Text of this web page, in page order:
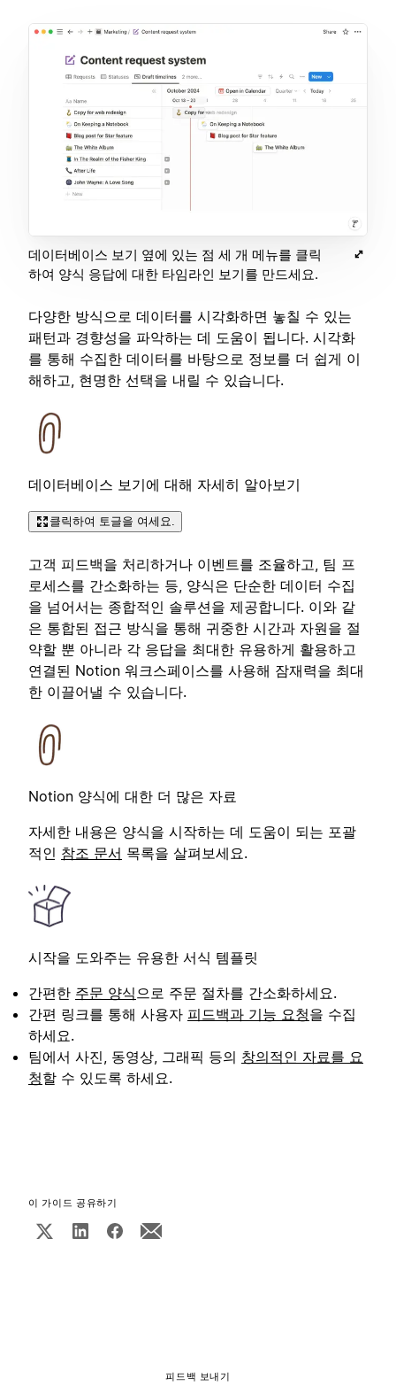
데이터베이스 보기 옆에 있는 점 세 개 메뉴를 클릭
하여 양식 응답에 대한 타임라인 보기를 만드세요.
다양한 방식으로 데이터를 시각화하면 놓칠 수 있는
패턴과 경향성을 파악하는 데 도움이 됩니다. 시각화
를 통해 수집한 데이터를 바탕으로 정보를 더 쉽게 이
해하고, 현명한 선택을 내릴 수 있습니다.
데이터베이스 보기에 대해 자세히 알아보기
클릭하여 토글을 여세요.
고객 피드백을 처리하거나 이벤트를 조율하고, 팀 프
로세스를 간소화하는 등, 양식은 단순한 데이터 수집
을 넘어서는 종합적인 솔루션을 제공합니다. 이와 같
은 통합된 접근 방식을 통해 귀중한 시간과 자원을 절
약할 뿐 아니라 각 응답을 최대한 유용하게 활용하고
연결된 Notion 워크스페이스를 사용해 잠재력을 최대
한 이끌어낼 수 있습니다.
Notion 양식에 대한 더 많은 자료
자세한 내용은 양식을 시작하는 데 도움이 되는 포괄
적인 참조 문서 목록을 살펴보세요.
시작을 도와주는 유용한 서식 템플릿
간편한 주문 양식 으로 주문 절차를 간소화하세요.
간편 링크를 통해 사용자 피드백과 기능 요청을 수집
하세요.
팀에서 사진, 동영상, 그래픽 등의 창의적인 자료를 요
청할 수 있도록 하세요.
이 가이드 공유하기
피드백 보내기